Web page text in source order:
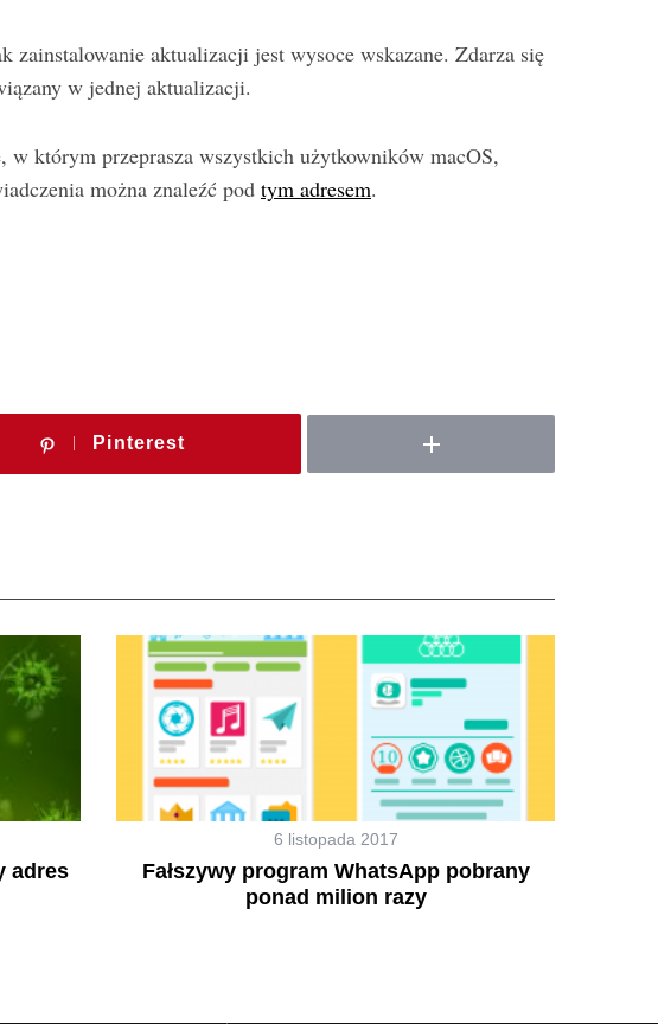
zainstalowanie aktualizacji jest wysoce wskazane. Zdarza się
w jednej aktualizacji.
którym przeprasza wszystkich użytkowników macOS,
można znaleźć pod tym adresem.
Pinterest
adres
6 listopada 2017
Fałszywy program WhatsApp pobrany
ponad milion razy